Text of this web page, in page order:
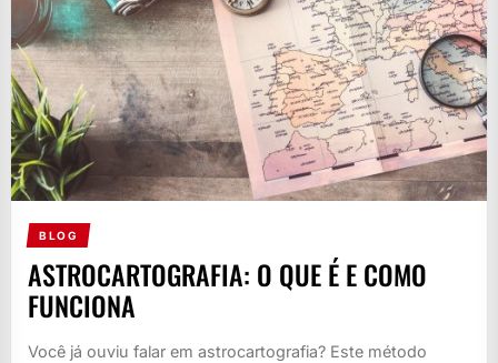
BLOG
ASTROCARTOGRAFIA: O QUE É E COMO
FUNCIONA
Você já ouviu falar em astrocartografia? Este método